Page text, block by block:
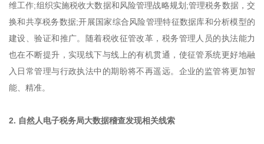
维工作;组织实施税收大数据和风险管理战略规划;管理税务数据，交
换和共享税务数据;开展国家综合风险管理特征数据库和分析模型的
建设、验证和推广。随着税收征管改革，税务管理人员的执法能力
也在不断提升，实现线下与线上的有机贯通，使征管系统更好地融
入日常管理与行政执法中的期盼将不再遥远。企业的监管将更加智
能、精准。
2. 自然人电子税务局大数据稽查发现相关线索